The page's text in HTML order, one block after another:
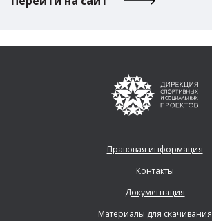
Правовая информация
Контакты
Документация
Материалы для скачивания